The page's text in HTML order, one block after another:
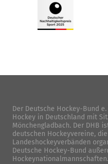
Der Deutsche Hockey-Bund
Hockey in Deutschland mit
Mönchengladbach. Der DHB
deutschen Hockeyvereine,
Landeshockeyverbänden
Deutsche Hockey-Bund
Hockeynationalmannschaften.